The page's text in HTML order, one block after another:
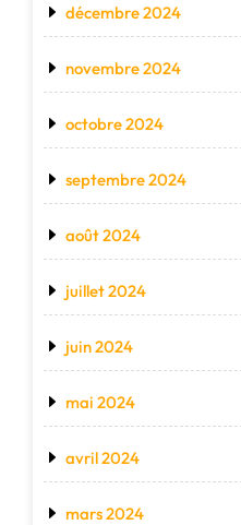
décembre 2024
novembre 2024
octobre 2024
septembre 2024
août 2024
juillet 2024
juin 2024
mai 2024
avril 2024
mars 2024